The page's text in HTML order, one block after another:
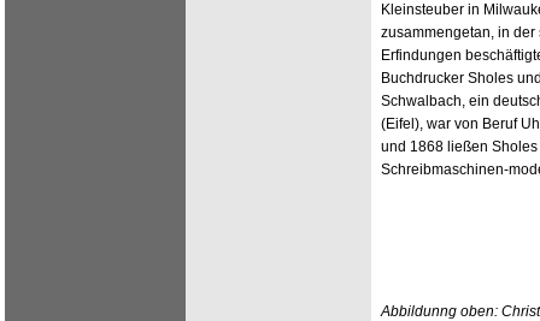
Kleinsteuber in
zusammengetan, in
Erfindungen
Buchdrucker Sholes
Schwalbach, ein
(Eifel), war von Beruf
und 1868 ließen
Schreibmaschinen-
Abbildunng oben: